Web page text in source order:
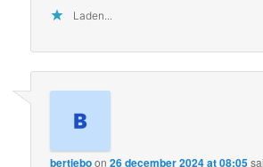
Laden...
bertieboon26 december 2024 at 08:05